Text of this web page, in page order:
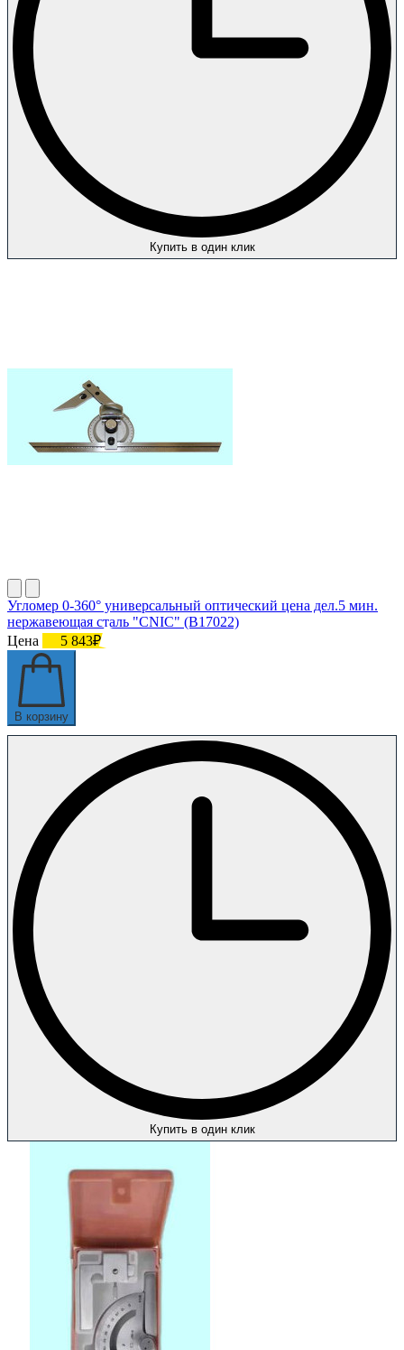
Купить в один клик
Угломер 0-360° универсальный оптический цена дел.5 мин.
нержавеющая сталь "CNIC" (В17022)
Цена
5 843₽
В корзину
Купить в один клик